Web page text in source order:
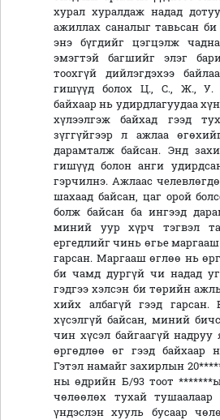
хурал хуралдаж надад
ажиллах саналыг тавьсан би
энэ бүгдийг цэгцэлж
эмэгтэй багшийг элэг
тоохгүй дийлэгдэхээ
гишүүд болох Ц., С., Ж., У.
байхаар нь удирдлагуудаа
хүлээлгэж байхад гээд
зүггүйгээр л ажлаа
дарамталж байсан. Энд
гишүүд болон анги
гэрчилнэ. Ажлаас
шахаад байсан, цаг орой
болж байсан ба ингээд
миний уур хүрч тэгвэл
ергедлийг чинь өгье маргааш
гарсан. Маргааш өглөө нь
би чамд дургүй чи надад
гэдгээ хэлсэн би төрийн
хийх албагүй гээд гарсан.
хүсэлгүй байсан, миний
чин хүсэл байгаагүй надруу
өргөдлөө өг гээд байхаар
Гэтэл намайг захирлын
ны өдрийн Б/93 тоот
чөлөөлөх тухай тушаалаар
үндэслэн хууль бусаар